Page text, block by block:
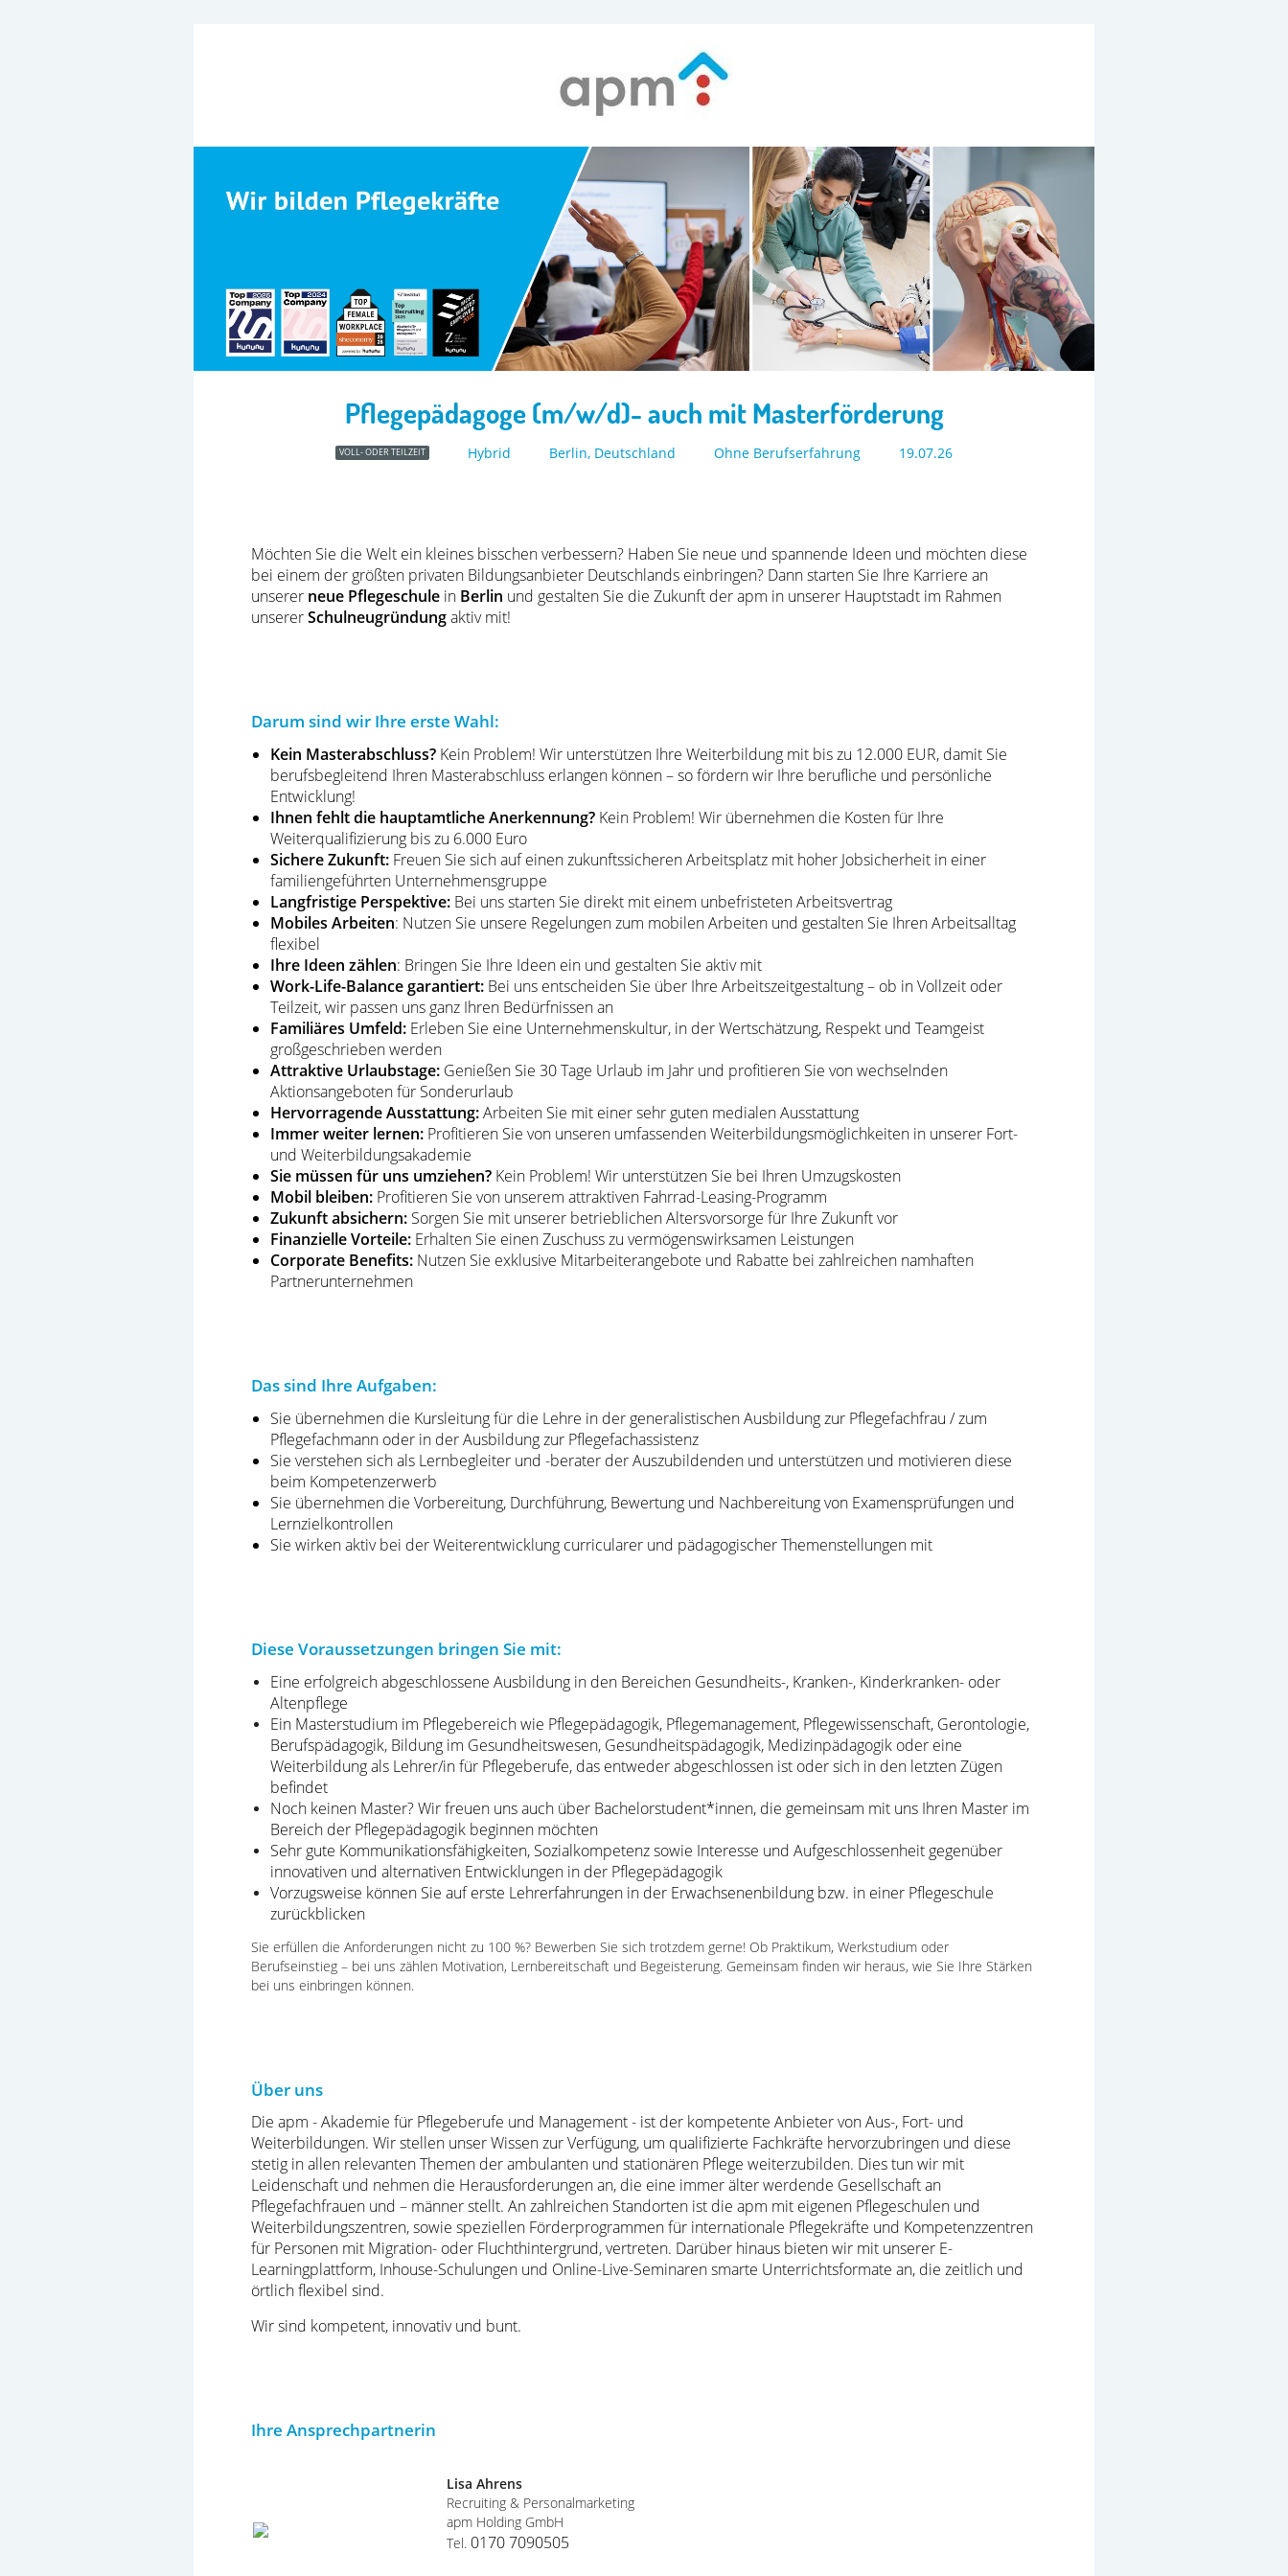
Pflegepädagoge (m/w/d)- auch mit Masterförderung
VOLL- ODER TEILZEIT Hybrid Berlin, Deutschland Ohne Berufserfahrung 19.07.26
Möchten Sie die Welt ein kleines bisschen verbessern? Haben Sie neue und spannende Ideen und möchten diese
bei einem der größten privaten Bildungsanbieter Deutschlands einbringen? Dann starten Sie Ihre Karriere an
unserer neue Pflegeschule in Berlin und gestalten Sie die Zukunft der apm in unserer Hauptstadt im Rahmen
unsererSchulneugründungaktiv mit!
Darum sind wir Ihre erste Wahl:
Kein Masterabschluss? Kein Problem! Wir unterstützen Ihre Weiterbildung mit bis zu 12.000 EUR, damit Sie
berufsbegleitend Ihren Masterabschluss erlangen können – so fördern wir Ihre berufliche und persönliche
Entwicklung!
Ihnen fehlt die hauptamtliche Anerkennung? Kein Problem! Wir übernehmen die Kosten für Ihre
Weiterqualifizierung bis zu 6.000 Euro
Sichere Zukunft: Freuen Sie sich auf einen zukunftssicheren Arbeitsplatz mit hoher Jobsicherheit in einer
familiengeführten Unternehmensgruppe
Langfristige Perspektive: Bei uns starten Sie direkt mit einem unbefristeten Arbeitsvertrag
Mobiles Arbeiten: Nutzen Sie unsere Regelungen zum mobilen Arbeiten und gestalten Sie Ihren Arbeitsalltag
flexibel
Ihre Ideen zählen: Bringen Sie Ihre Ideen ein und gestalten Sie aktiv mit
Work-Life-Balance garantiert: Bei uns entscheiden Sie über Ihre Arbeitszeitgestaltung – ob in Vollzeit oder
Teilzeit, wir passen uns ganz Ihren Bedürfnissen an
Familiäres Umfeld: Erleben Sie eine Unternehmenskultur, in der Wertschätzung, Respekt und Teamgeist
großgeschrieben werden
Attraktive Urlaubstage: Genießen Sie 30 Tage Urlaub im Jahr und profitieren Sie von wechselnden
Aktionsangeboten für Sonderurlaub
Hervorragende Ausstattung:Arbeiten Sie mit einer sehr guten medialen Ausstattung
Immer weiter lernen: Profitieren Sie von unseren umfassenden Weiterbildungsmöglichkeiten in unserer Fort-
und Weiterbildungsakademie
Sie müssen für uns umziehen? Kein Problem! Wir unterstützen Sie bei Ihren Umzugskosten
Mobil bleiben: Profitieren Sie von unserem attraktiven Fahrrad-Leasing-Programm
Zukunft absichern: Sorgen Sie mit unserer betrieblichen Altersvorsorge für Ihre Zukunft vor
Finanzielle Vorteile: Erhalten Sie einen Zuschuss zu vermögenswirksamen Leistungen
Corporate Benefits: Nutzen Sie exklusive Mitarbeiterangebote und Rabatte bei zahlreichen namhaften
Partnerunternehmen
Das sind Ihre Aufgaben:
Sie übernehmen die Kursleitung für die Lehre in der generalistischen Ausbildung zur Pflegefachfrau / zum
Pflegefachmann oder in der Ausbildung zur Pflegefachassistenz
Sie verstehen sich als Lernbegleiter und -berater der Auszubildenden und unterstützen und motivieren diese
beim Kompetenzerwerb
Sie übernehmen die Vorbereitung, Durchführung, Bewertung und Nachbereitung von Examensprüfungen und
Lernzielkontrollen
Sie wirken aktiv bei der Weiterentwicklung curricularer und pädagogischer Themenstellungen mit
Diese Voraussetzungen bringen Sie mit:
Eine erfolgreich abgeschlossene Ausbildung in den Bereichen Gesundheits-, Kranken-, Kinderkranken- oder
Altenpflege
Ein Masterstudium im Pflegebereich wie Pflegepädagogik, Pflegemanagement, Pflegewissenschaft, Gerontologie,
Berufspädagogik, Bildung im Gesundheitswesen, Gesundheitspädagogik, Medizinpädagogik oder eine
Weiterbildung als Lehrer/in für Pflegeberufe, das entweder abgeschlossen ist oder sich in den letzten Zügen
befindet
Noch keinen Master? Wir freuen uns auch über Bachelorstudent*innen, die gemeinsam mit uns Ihren Master im
Bereich der Pflegepädagogik beginnen möchten
Sehr gute Kommunikationsfähigkeiten, Sozialkompetenz sowie Interesse und Aufgeschlossenheit gegenüber
innovativen und alternativen Entwicklungen in der Pflegepädagogik
Vorzugsweise können Sie auf erste Lehrerfahrungen in der Erwachsenenbildung bzw. in einer Pflegeschule
zurückblicken
Sie erfüllen die Anforderungen nicht zu 100 %? Bewerben Sie sich trotzdem gerne! Ob Praktikum, Werkstudium oder
Berufseinstieg – bei uns zählen Motivation, Lernbereitschaft und Begeisterung. Gemeinsam finden wir heraus, wie Sie Ihre Stärken
bei uns einbringen können.
Über uns
Die apm - Akademie für Pflegeberufe und Management - ist der kompetente Anbieter von Aus-, Fort- und
Weiterbildungen. Wir stellen unser Wissen zur Verfügung, um qualifizierte Fachkräfte hervorzubringen und diese
stetig in allen relevanten Themen der ambulanten und stationären Pflege weiterzubilden. Dies tun wir mit
Leidenschaft und nehmen die Herausforderungen an, die eine immer älter werdende Gesellschaft an
Pflegefachfrauen und – männer stellt. An zahlreichen Standorten ist die apm mit eigenen Pflegeschulen und
Weiterbildungszentren, sowie speziellen Förderprogrammen für internationale Pflegekräfte und Kompetenzzentren
für Personen mit Migration- oder Fluchthintergrund, vertreten. Darüber hinaus bieten wir mit unserer E-
Learningplattform, Inhouse-Schulungen und Online-Live-Seminaren smarte Unterrichtsformate an, die zeitlich und
örtlich flexibel sind.
Wir sind kompetent, innovativ und bunt.
Ihre Ansprechpartnerin
Lisa Ahrens
Recruiting & Personalmarketing
apm Holding GmbH
Tel. 0170 7090505